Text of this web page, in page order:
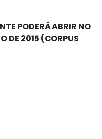
PODERÁ ABRIR NO
DE 2015 (CORPUS